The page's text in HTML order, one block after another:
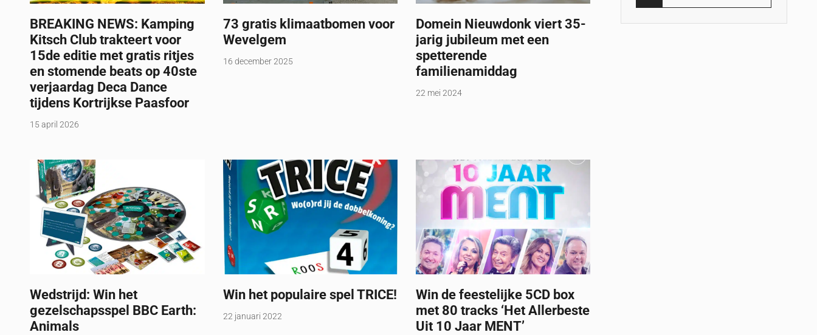
BREAKING NEWS: Kamping
Kitsch Club trakteert voor
15de editie met gratis ritjes
en stomende beats op 40ste
verjaardag Deca Dance
tijdens Kortrijkse Paasfoor
15 april 2026
73 gratis klimaatbomen voor
Wevelgem
16 december 2025
Domein Nieuwdonk viert 35-
jarig jubileum met een
spetterende
familienamiddag
22 mei 2024
Wedstrijd: Win het
gezelschapsspel BBC Earth:
Animals
Win het populaire spel TRICE!
22 januari 2022
Win de feestelijke 5CD box
met 80 tracks ‘Het Allerbeste
Uit 10 Jaar MENT’